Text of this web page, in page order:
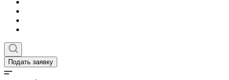
Подать заявку